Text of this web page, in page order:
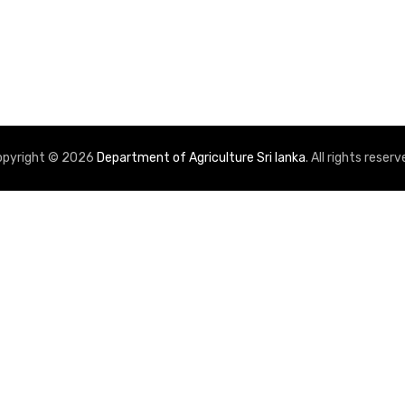
© 2026 Department of Agriculture Sri lanka. All rights